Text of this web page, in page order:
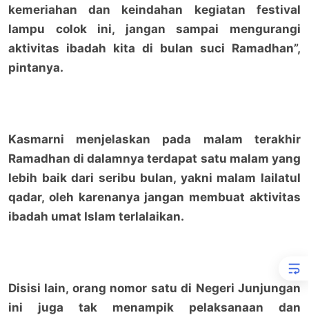
kemeriahan dan keindahan kegiatan festival
lampu colok ini, jangan sampai mengurangi
aktivitas ibadah kita di bulan suci Ramadhan”,
pintanya.
Kasmarni menjelaskan pada malam terakhir
Ramadhan di dalamnya terdapat satu malam yang
lebih baik dari seribu bulan, yakni malam lailatul
qadar, oleh karenanya jangan membuat aktivitas
ibadah umat Islam terlalaikan.
Disisi lain, orang nomor satu di Negeri Junjungan
ini juga tak menampik pelaksanaan dan